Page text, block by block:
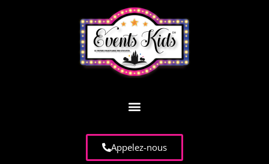
Appelez-nous